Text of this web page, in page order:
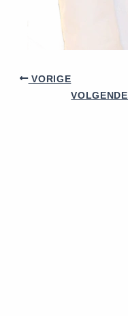
VORIGE
VOLGENDE